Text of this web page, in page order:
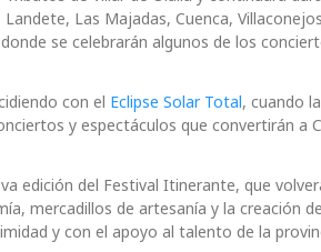
Las Majadas, Cuenca,
se celebrarán algunos de los
con el Eclipse Solar Total, cuando
y espectáculos que convertirán a
edición del Festival Itinerante, que
mercadillos de artesanía y la creación
y con el apoyo al talento de la